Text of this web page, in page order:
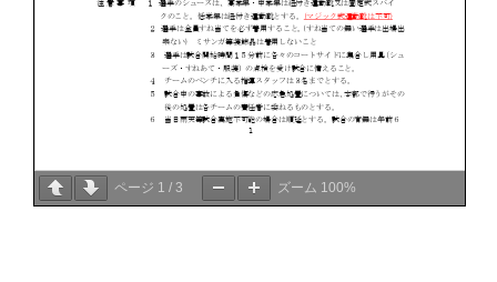
ページ 1 / 3 ズーム 100%